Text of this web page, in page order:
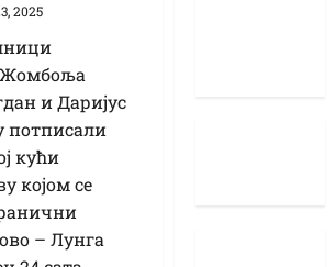
2025
и Даријус
потписали
кући
којом се
– Лунга